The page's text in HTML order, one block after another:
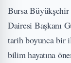
Bursa Büyükşehir
Dairesi Başkanı
tarih boyunca bir
bilim hayatına